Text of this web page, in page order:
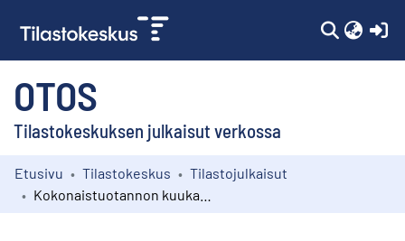
OTOS
Tilastokeskuksen julkaisut verkossa
Kokoelmat
Etusivu Tilastokeskus
Tilastojulkaisut